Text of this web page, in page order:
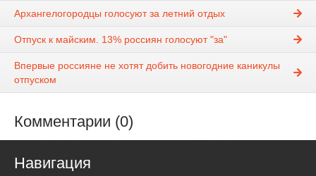
Архангелогородцы голосуют за летний отдых
Отпуск к майским. 13% россиян голосуют "за"
Впервые россияне не хотят добить новогодние каникулы
отпуском
Комментарии (0)
Навигация